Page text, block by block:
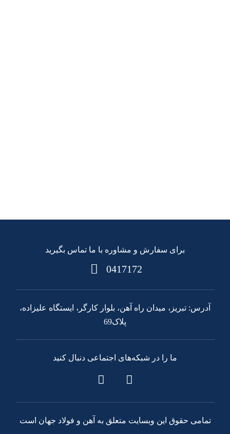
برای سفارش و مشاوره با ما تماس بگیرید
0417172
آدرس: تبریز، میدان راه آهن، بلوار کارگر، ایستگاه علیزاده،
پلاک69
ما را در شبکه‌های اجتماعی دنبال کنید
تمامی حقوق این وبسایت متعلق به آهن و فولاد جهان است